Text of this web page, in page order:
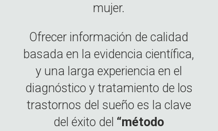
mujer.
Ofrecer información de calidad
basada en la evidencia científica,
y una larga experiencia en el
diagnóstico y tratamiento de los
trastornos del sueño es la clave
del éxito del “método